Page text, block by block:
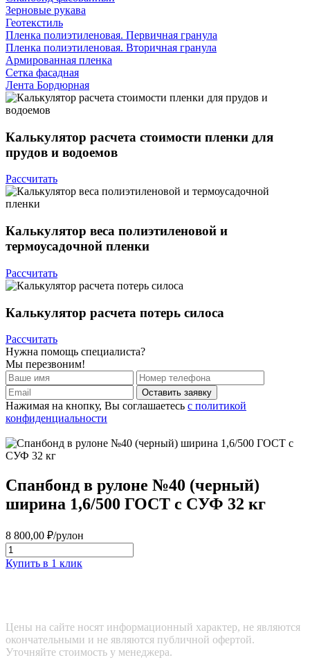
Зерновые рукава
Геотекстиль
Пленка полиэтиленовая. Первичная гранула
Пленка полиэтиленовая. Вторичная гранула
Армированная пленка
Сетка фасадная
Лента Бордюрная
Калькулятор расчета стоимости пленки для
прудов и водоемов
Рассчитать
Калькулятор веса полиэтиленовой и
термоусадочной пленки
Рассчитать
Калькулятор расчета потерь силоса
Рассчитать
Нужна помощь специалиста?
Мы перезвоним!
Оставить заявку
Нажимая на кнопку, Вы соглашаетесь с политикой
конфиденциальности
Спанбонд в рулоне №40 (черный)
ширина 1,6/500 ГОСТ с СУФ 32 кг
8 800,00 ₽/рулон
Купить в 1 клик
Цены на сайте носят информационный характер, не являются
окончательными и не являются публичной офертой.
Уточняйте стоимость у менеджера.